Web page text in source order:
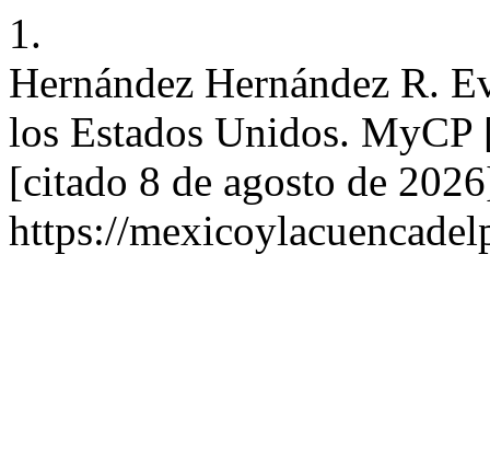
1.
Hernández Hernández R.
los Estados Unidos.
[citado 8 de agosto de
https://